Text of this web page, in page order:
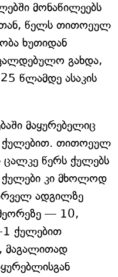
მონაწილეებს
წელს თითოეულ
ხუთიდან
გახდა,
წლამდე ასაკის
მაყურებელიც
ქულებით. თითოეულ
ცალკე წერს ქულებს
კი მხოლოდ
ადგილზე
— 10,
1 ქულებით
მაგალითად